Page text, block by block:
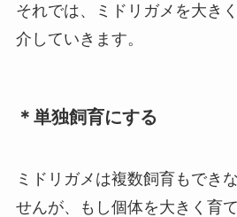
それでは、ミドリガメを大き
介していきます。
＊単独飼育にする
ミドリガメは複数飼育もでき
せんが、もし個体を大きく育